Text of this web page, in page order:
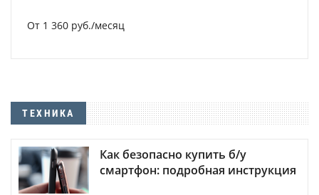
От 1 360 руб./месяц
ТЕХНИКА
Как безопасно купить б/у
смартфон: подробная инструкция